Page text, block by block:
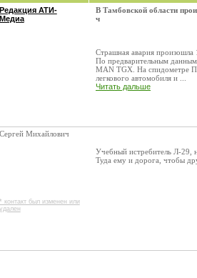
Редакция АТИ-
Медиа
В Тамбовской области
ч
Страшная авария
По предварительным данным
MAN TGX. На спидометре
легкового автомобиля и ...
Читать дальше
Сергей Михайлович
* контакт был изменен или
удален
Учебный истребитель Л-29,
Туда ему и дорога, чтобы